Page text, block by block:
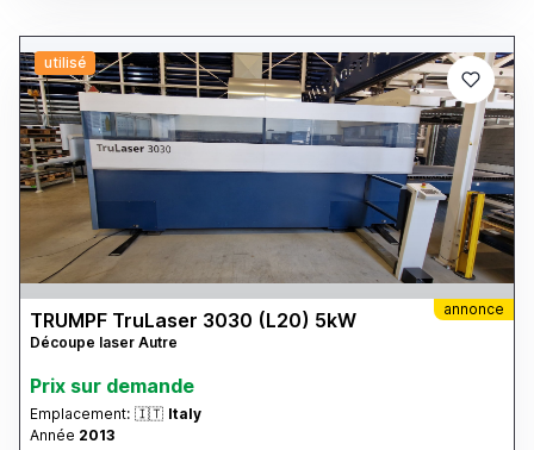
utilisé
annonce
TRUMPF TruLaser 3030 (L20) 5kW
Découpe laser Autre
Prix ​​sur demande
Emplacement: 🇮🇹 Italy
Année 2013